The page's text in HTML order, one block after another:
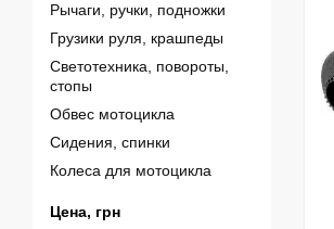
Рычаги, ручки, подножки
Грузики руля, крашпеды
Светотехника, повороты,
стопы
Обвес мотоцикла
Сидения, спинки
Колеса для мотоцикла
Цена, грн